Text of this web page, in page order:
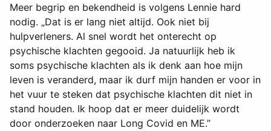
Meer begrip en bekendheid is volgens Lennie hard
nodig. „Dat is er lang niet altijd. Ook niet bij
hulpverleners. Al snel wordt het onterecht op
psychische klachten gegooid. Ja natuurlijk heb ik
soms psychische klachten als ik denk aan hoe mijn
leven is veranderd, maar ik durf mijn handen er voor in
het vuur te steken dat psychische klachten dit niet in
stand houden. Ik hoop dat er meer duidelijk wordt
door onderzoeken naar Long Covid en ME.”